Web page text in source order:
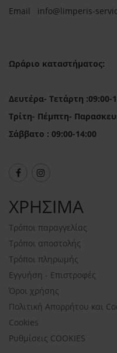
Email info@limperis-
Ωράριο καταστήματος:
Δευτέρα- Τετάρτη :09:00-
Τρίτη- Πέμπτη-
Σάββατο : 09:00-14:00
ΧΡΗΣΙΜΑ
Τρόποι παραγγελίας
Τρόποι αποστολής
Τρόποι πληρωμής
Εγγυήση - Επιστροφές
Όροι χρήσης
Πολιτική Απορρήτου και
Cookies
Ρυθμίσεις COOKIES